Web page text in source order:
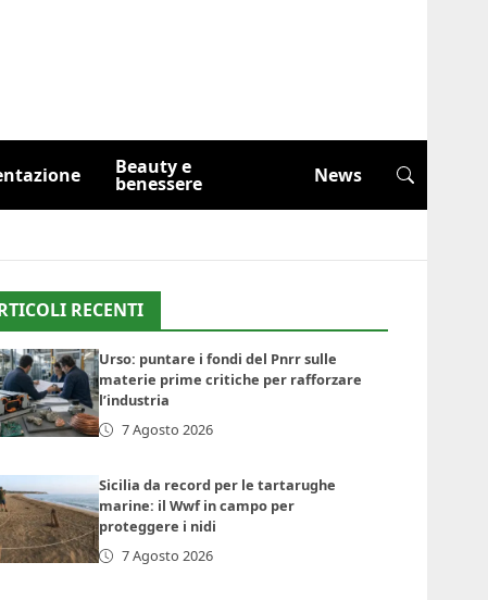
Beauty e
benessere News
RECENTI
Urso: puntare i fondi del Pnrr sulle
materie prime critiche per rafforzare
l’industria
7 Agosto 2026
Sicilia da record per le tartarughe
marine: il Wwf in campo per
proteggere i nidi
7 Agosto 2026